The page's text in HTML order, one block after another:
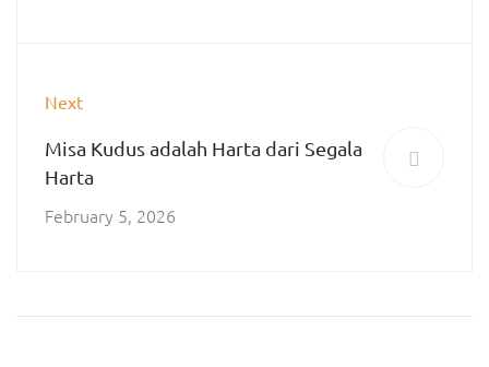
Next
Misa Kudus adalah Harta dari Segala
Harta
February 5, 2026